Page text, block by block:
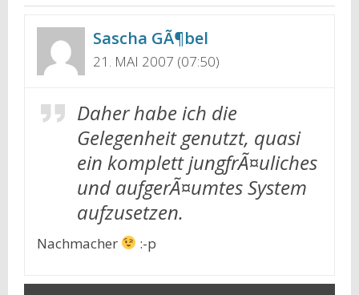
Sascha GÃ¶bel
21. MAI 2007 (07:50)
Daher habe ich die
Gelegenheit genutzt, quasi
ein komplett jungfrÃ¤uliches
und aufgerÃ¤umtes System
aufzusetzen.
Nachmacher :-p